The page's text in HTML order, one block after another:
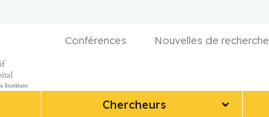
Conférences Nouvelles de recherche
Chercheurs